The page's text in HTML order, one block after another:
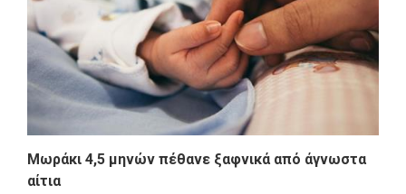
Μωράκι 4,5 μηνών πέθανε ξαφνικά από άγνωστα
αίτια